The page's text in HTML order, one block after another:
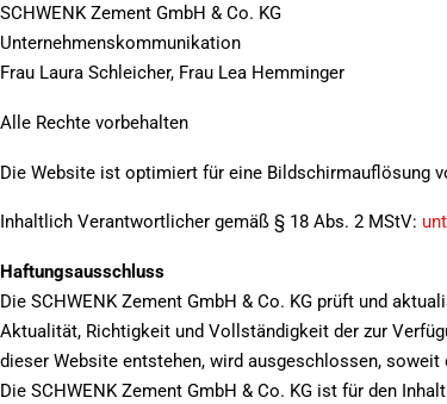
SCHWENK Zement GmbH & Co. KG
Unternehmenskommunikation
Frau Laura Schleicher, Frau Lea Hemminger
Alle Rechte vorbehalten
Die Website ist optimiert für eine Bildschirmauflösung
Inhaltlich Verantwortlicher gemäß § 18 Abs. 2 MStV:
Haftungsausschluss
Die SCHWENK Zement GmbH & Co. KG prüft und
Aktualität, Richtigkeit und Vollständigkeit der zur
dieser Website entstehen, wird ausgeschlossen,
Die SCHWENK Zement GmbH & Co. KG ist für den